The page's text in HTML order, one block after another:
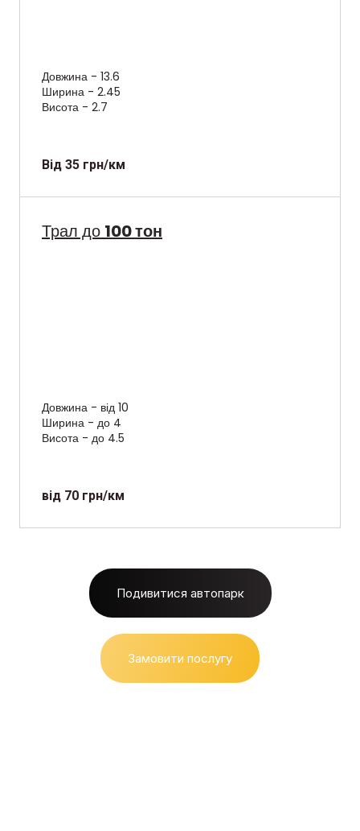
Довжина - 13.6
Ширина - 2.45
Висота - 2.7
Від 35 грн/км
Трал до 100 тон
Довжина - від 10
Ширина - до 4
Висота - до 4.5
від 70 грн/км
Подивитися автопарк
Замовити послугу